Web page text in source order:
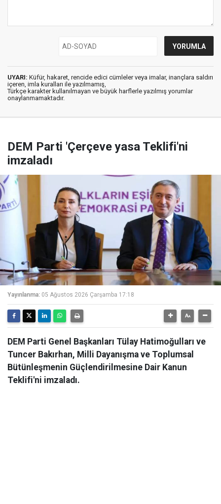
UYARI: Küfür, hakaret, rencide edici cümleler veya imalar, inançlara saldırı
içeren, imla kuralları ile yazılmamış,
Türkçe karakter kullanılmayan ve büyük harflerle yazılmış yorumlar
onaylanmamaktadır.
DEM Parti 'Çerçeve yasa Teklifi'ni
imzaladı
Yayınlanma: 05 Ağustos 2026 Çarşamba 17:18
DEM Parti Genel Başkanları Tülay Hatimoğulları ve
Tuncer Bakırhan, Milli Dayanışma ve Toplumsal
Bütünleşmenin Güçlendirilmesine Dair Kanun
Teklifi'ni imzaladı.